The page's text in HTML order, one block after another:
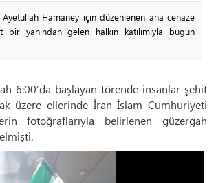
Hamaney için düzenlenen ana cenaze
yanından gelen halkın katılımıyla bugün
6:00’da başlayan törende insanlar şehit
üzere ellerinde İran İslam Cumhuriyeti
fotoğraflarıyla belirlenen güzergah